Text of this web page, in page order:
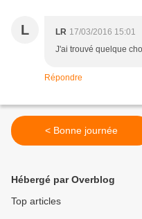
L LR 17/03/2016 15:01
J'ai trouvé quelque
Répondre
< Bonne journée
Hébergé par Overblog
Top articles